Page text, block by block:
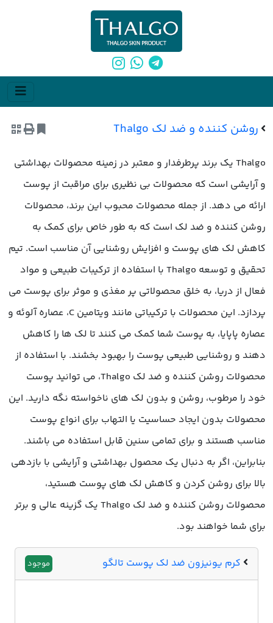
روشن کننده و ضد لک Thalgo
Thalgo یک برند پرطرفدار و معتبر در زمینه محصولات بهداشتی
و آرایشی است که محصولات بی نظیری برای مراقبت از پوست
ارائه می دهد. از جمله محصولات محبوب این برند، محصولات
روشن کننده و ضد لک است که به طور خاص برای کمک به
کاهش لک های پوست و افزایش روشنایی آن مناسب است. تیم
تحقیق و توسعه Thalgo با استفاده از ترکیبات طبیعی و مواد
فعال از دریا، به خلق محصولاتی پر مغذی و موثر برای پوست می
پردازد. این محصولات با ترکیباتی مانند ویتامین C، عصاره آلوئه و
عصاره پاپایا، به پوست شما کمک می کنند تا لک ها را کاهش
دهند و روشنایی طبیعی پوست را بهبود بخشند. با استفاده از
محصولات روشن کننده و ضد لک Thalgo، می توانید پوست
خود را مرطوب، روشن و بدون لک های ناخواسته نگه دارید. این
محصولات بدون ایجاد حساسیت یا التهاب برای انواع پوست
مناسب هستند و برای تمامی سنین قابل استفاده می باشند.
بنابراین، اگر به دنبال یک محصول بهداشتی و آرایشی با بازدهی
بالا برای روشن کردن و کاهش لک های پوست هستید،
محصولات روشن کننده و ضد لک Thalgo یک گزینه عالی و برتر
برای شما خواهند بود.
کرم یونیزون ضد لک پوست تالگو موجود